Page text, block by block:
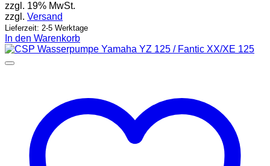
zzgl. 19% MwSt.
zzgl. Versand
Lieferzeit: 2-5 Werktage
In den Warenkorb